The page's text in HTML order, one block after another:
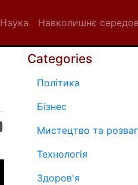
Наука Навколишнє
Categories
Політика
Бізнес
Мистецтво та
Технологія
Здоров'я